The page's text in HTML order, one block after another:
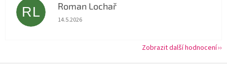
RL Roman Lochař
Hodnocení obchodu je 5 z 5 hvězdiček.
14.5.2026
Zobrazit další hodnocení